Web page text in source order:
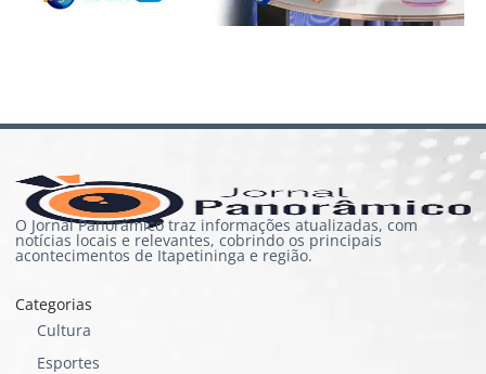
O Jornal Panorâmico traz informações atualizadas, com
notícias locais e relevantes, cobrindo os principais
acontecimentos de Itapetininga e região.
Categorias
Cultura
Esportes